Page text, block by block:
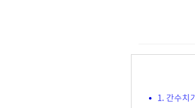
1. 간수치